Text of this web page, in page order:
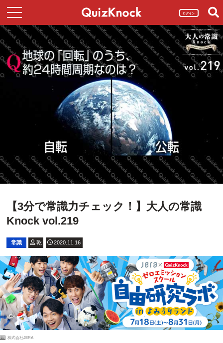
ログイン
【3分で常識力チェック！】大人の常識
Knock vol.219
常識 乾 2020.11.16
PR 株式会社JERA